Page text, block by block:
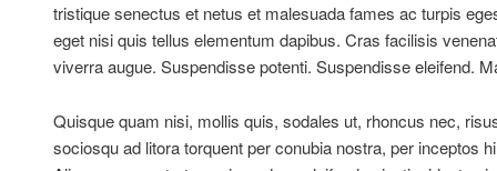
tristique senectus et netus et malesuada fames ac turpis
eget nisi quis tellus elementum dapibus. Cras facilisis
viverra augue. Suspendisse potenti. Suspendisse eleifend.
Quisque quam nisi, mollis quis, sodales ut, rhoncus nec,
sociosqu ad litora torquent per conubia nostra, per inceptos